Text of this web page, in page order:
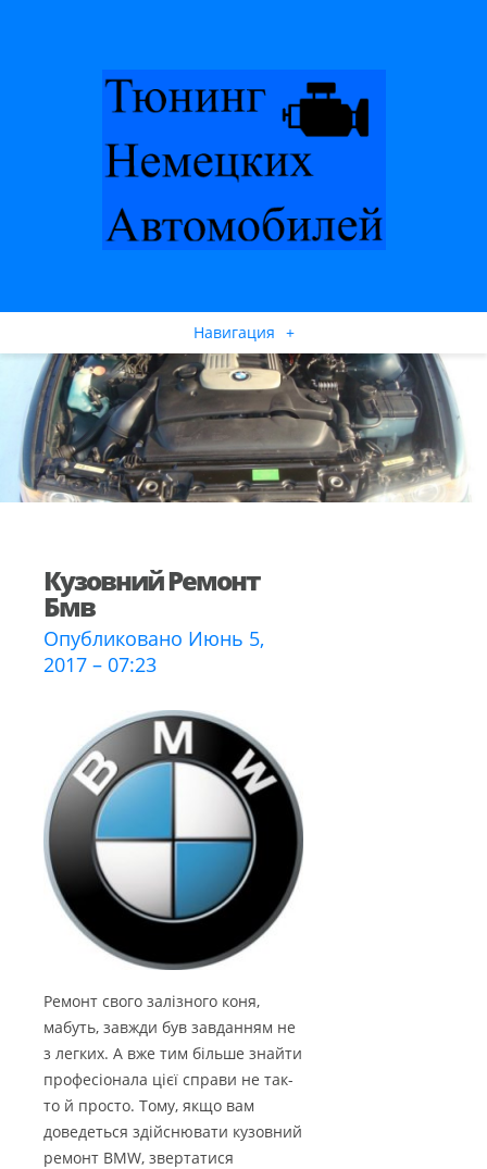
Навигация +
Кузовний Ремонт
Бмв
Опубликовано Июнь 5,
2017 – 07:23
Ремонт свого залізного коня,
мабуть, завжди був завданням не
з легких. А вже тим більше знайти
професіонала цієї справи не так-
то й просто. Тому, якщо вам
доведеться здійснювати кузовний
ремонт BMW, звертатися